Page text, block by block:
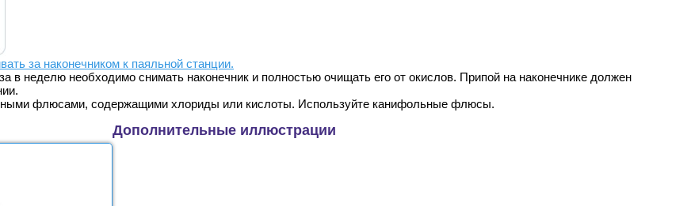
за наконечником к паяльной станции.
в неделю необходимо снимать наконечник и полностью очищать его от окислов. Припой на наконечнике должен
флюсами, содержащими хлориды или кислоты. Используйте канифольные флюсы.
Дополнительные иллюстрации